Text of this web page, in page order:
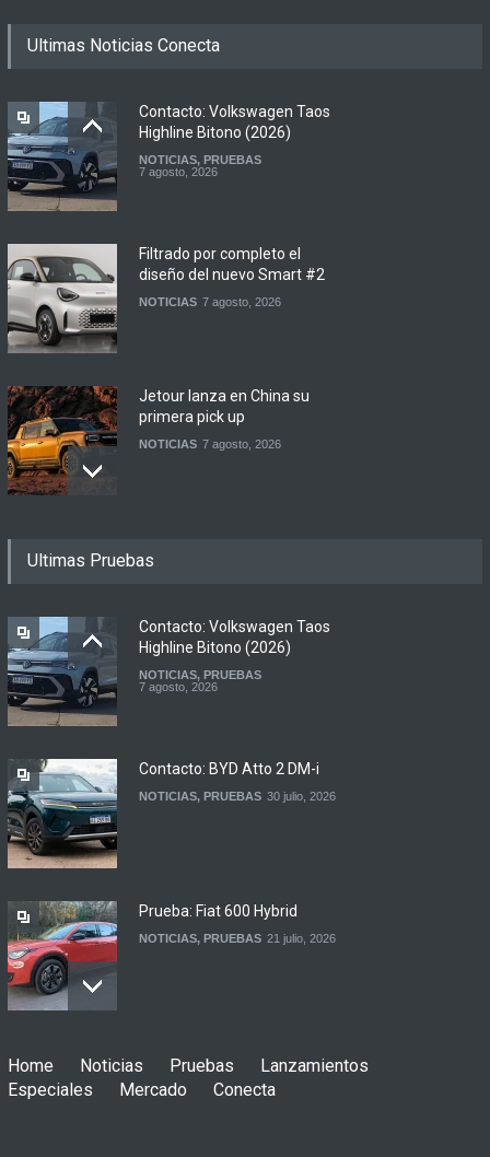
Ultimas Noticias Conecta
Contacto: Volkswagen Taos
Highline Bitono (2026)
NOTICIAS, PRUEBAS
7 agosto, 2026
Filtrado por completo el
diseño del nuevo Smart #2
NOTICIAS 7 agosto, 2026
Jetour lanza en China su
primera pick up
NOTICIAS 7 agosto, 2026
renovadas S2 y Skua 150 en
7 agosto, 2026
Argentina y Ecuador
Ultimas Pruebas
Contacto: Volkswagen Taos
Highline Bitono (2026)
NOTICIAS, PRUEBAS
7 agosto, 2026
Contacto: BYD Atto 2 DM-i
NOTICIAS, PRUEBAS 30 julio, 2026
Prueba: Fiat 600 Hybrid
NOTICIAS, PRUEBAS 21 julio, 2026
NOTICIAS PRUEBAS
Home Noticias Pruebas
Lanzamientos
Especiales
Mercado Conecta